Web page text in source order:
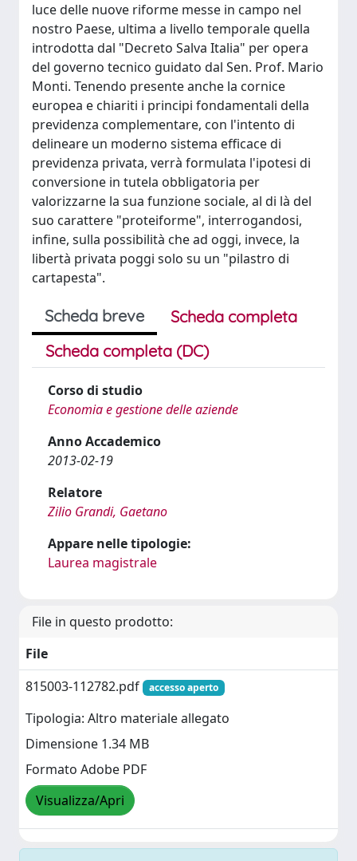
luce delle nuove riforme messe in campo nel
nostro Paese, ultima a livello temporale quella
introdotta dal "Decreto Salva Italia" per opera
del governo tecnico guidato dal Sen. Prof. Mario
Monti. Tenendo presente anche la cornice
europea e chiariti i principi fondamentali della
previdenza complementare, con l'intento di
delineare un moderno sistema efficace di
previdenza privata, verrà formulata l'ipotesi di
conversione in tutela obbligatoria per
valorizzarne la sua funzione sociale, al di là del
suo carattere "proteiforme", interrogandosi,
infine, sulla possibilità che ad oggi, invece, la
libertà privata poggi solo su un "pilastro di
cartapesta".
Scheda breve
Scheda completa
Scheda completa (DC)
Corso di studio
Economia e gestione delle aziende
Anno Accademico
2013-02-19
Relatore
Zilio Grandi, Gaetano
Appare nelle tipologie:
Laurea magistrale
File in questo prodotto:
File
815003-112782.pdf
accesso aperto
Tipologia: Altro materiale allegato
Dimensione 1.34 MB
Formato Adobe PDF
Visualizza/Apri